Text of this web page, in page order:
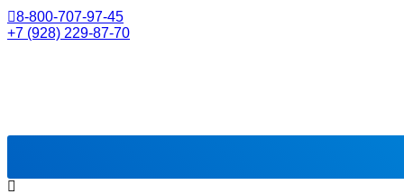
8-800-707-97-45
+7 (928) 229-87-70